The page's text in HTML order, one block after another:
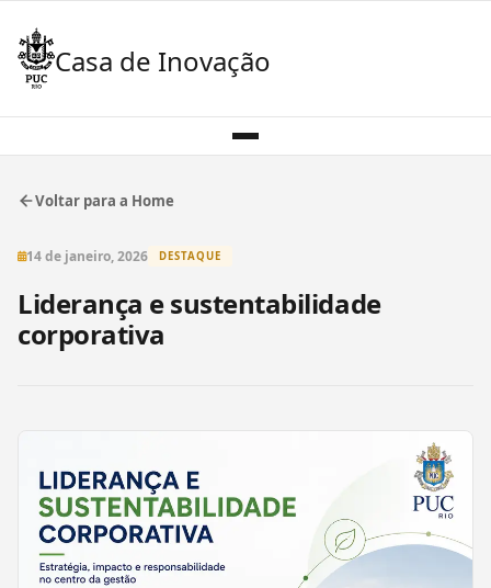
Casa de Inovação
Voltar para a Home
14 de janeiro, 2026 DESTAQUE
Liderança e sustentabilidade
corporativa